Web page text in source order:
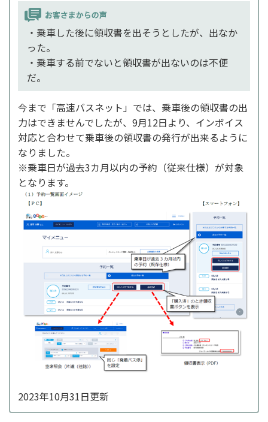
・乗車した後に領収書を出そうとしたが、出なか
った。
・乗車する前でないと領収書が出ないのは不便
だ。
今まで「高速バスネット」では、乗車後の領収書の出
力はできませんでしたが、9月12日より、インボイス
対応と合わせて乗車後の領収書の発行が出来るように
なりました。
※乗車日が過去3カ月以内の予約（従来仕様）が対象
となります。
2023年10月31日更新